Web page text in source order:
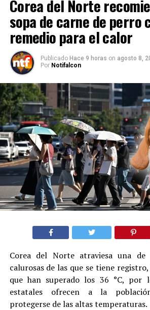
Corea del Norte
sopa de carne de perro
remedio para el calor
Publicado Hace 9 horas on agosto 8,
Por Notifalcon
Corea del Norte atraviesa una de
calurosas de las que se tiene
que han superado los 36 °C, por
estatales ofrecen a la
protegerse de las altas temperaturas.